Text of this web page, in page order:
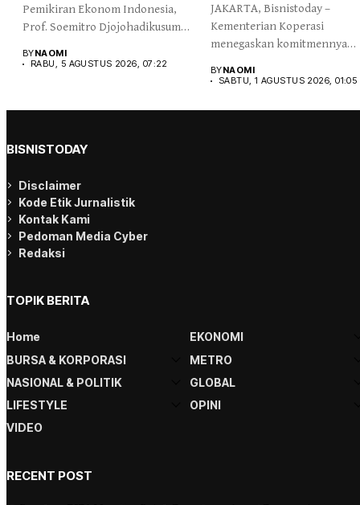
Pemikiran Ekonom Indonesia,
Prof. Soemitro Djojohadikusumo
BYNAOMI
RABU, 5 AGUSTUS 2026, 07:22
JAKARTA, Bisnistoday –
Kementerian Koperasi
menegaskan komitmennya
kepercayaan publik...
BYNAOMI
SABTU, 1 AGUSTUS 2026, 01:05
BISNISTODAY
Disclaimer
Kode Etik Jurnalistik
Kontak Kami
Pedoman Media Cyber
Redaksi
TOPIK BERITA
Home
EKONOMI
BURSA & KORPORASI
METRO
NASIONAL & POLITIK
GLOBAL
LIFESTYLE
OPINI
VIDEO
RECENT POST